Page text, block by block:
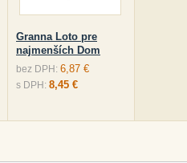
Granna Loto pre
najmenších Dom
bez DPH: 6,87 €
s DPH: 8,45 €